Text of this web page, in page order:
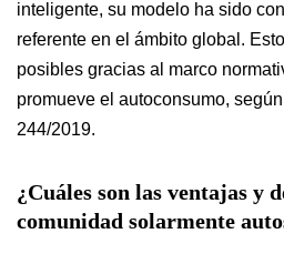
inteligente, su modelo ha sido
referente en el ámbito global.
posibles gracias al marco
promueve el autoconsumo,
244/2019.
¿Cuáles son las ventajas y
comunidad solarmente